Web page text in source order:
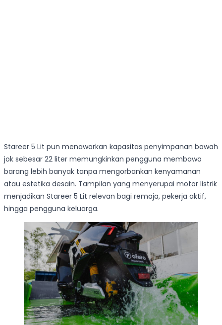
Stareer 5 Lit pun menawarkan kapasitas penyimpanan bawah
jok sebesar 22 liter memungkinkan pengguna membawa
barang lebih banyak tanpa mengorbankan kenyamanan
atau estetika desain. Tampilan yang menyerupai motor listrik
menjadikan Stareer 5 Lit relevan bagi remaja, pekerja aktif,
hingga pengguna keluarga.